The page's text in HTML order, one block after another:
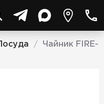
Посуда / Чайник FIRE-